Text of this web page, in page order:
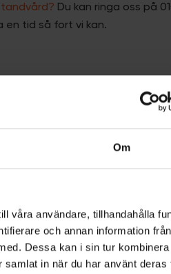
Om
våra användare, tillhandahålla
och annan information
Dessa kan i sin tur kombinera
in när du har använt deras
Du kan ringa oss på
tid så fort vi kan.
Dental är i dag en av
för vuxna. Vi genomför
med både
i Karlastaden arbetar
från den
skenor som Invisalign.